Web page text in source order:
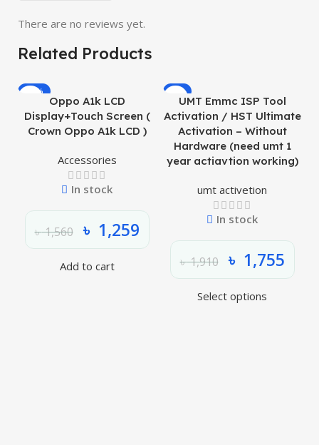
There are no reviews yet.
Related Products
-19%
Oppo A1k LCD
Display+Touch Screen (
Crown Oppo A1k LCD )
Accessories
In stock
৳1,560 ৳ 1,259
Add to cart
-8%
UMT Emmc ISP Tool
Activation / HST Ultimate
Activation – Without
Hardware (need umt 1
year actiavtion working)
umt activetion
In stock
৳1,910 ৳ 1,755
Select options